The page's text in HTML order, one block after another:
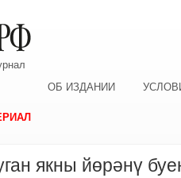
ОБ ИЗДАНИИ
якны йөрәнү